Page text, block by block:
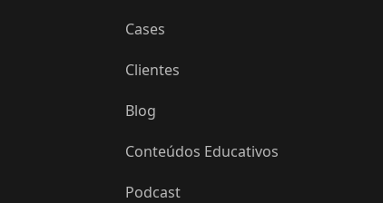
Cases
Clientes
Blog
Conteúdos Educativos
Podcast